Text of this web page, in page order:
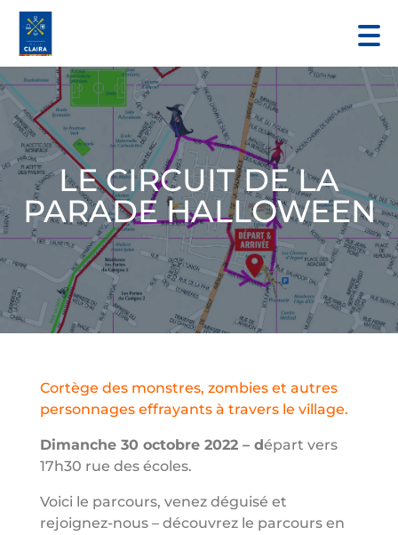
LE CIRCUIT DE LA
PARADE HALLOWEEN
Cortège des monstres, zombies et autres
personnages effrayants à travers le village.
Dimanche 30 octobre 2022 – départ vers
17h30 rue des écoles.
Voici le parcours, venez déguisé et
rejoignez-nous – découvrez le parcours en